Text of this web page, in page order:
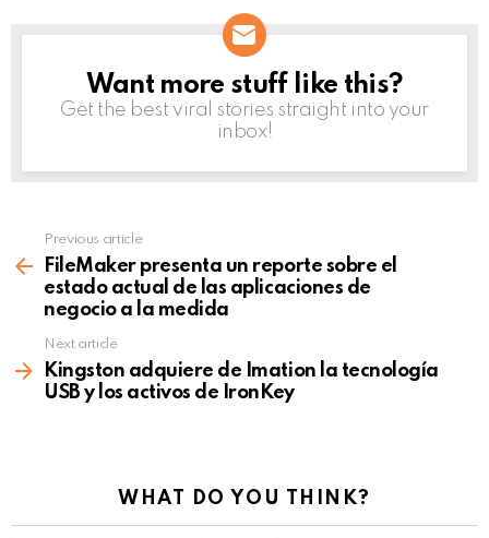
NEWSLETTER
Want more stuff like this?
Get the best viral stories straight into your
inbox!
more
Previous article
FileMaker presenta un reporte sobre el
estado actual de las aplicaciones de
negocio a la medida
Next article
Kingston adquiere de Imation la tecnología
USB y los activos de IronKey
WHAT DO YOU THINK?